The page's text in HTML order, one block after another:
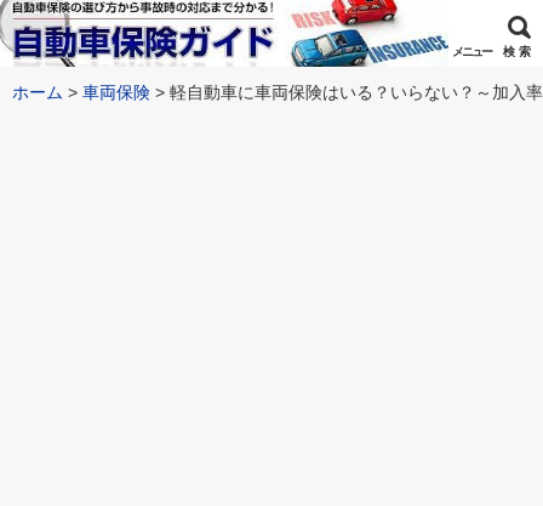
メニュー 検 索
ホーム 車両保険 軽自動車に車両保険はいる？いらない？～加入